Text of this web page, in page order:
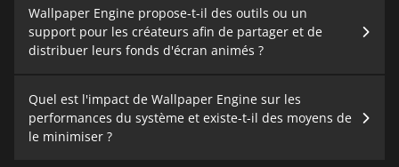
Wallpaper Engine propose-t-il des outils ou un
support pour les créateurs afin de partager et de
distribuer leurs fonds d'écran animés ?
Quel est l'impact de Wallpaper Engine sur les
performances du système et existe-t-il des moyens de
le minimiser ?